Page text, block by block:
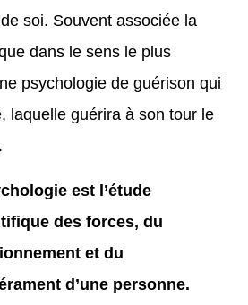
de soi. Souvent associée la
dans le sens le plus
psychologie de guérison qui
laquelle guérira à son tour le
est l’étude
des forces, du
et du
d’une personne.